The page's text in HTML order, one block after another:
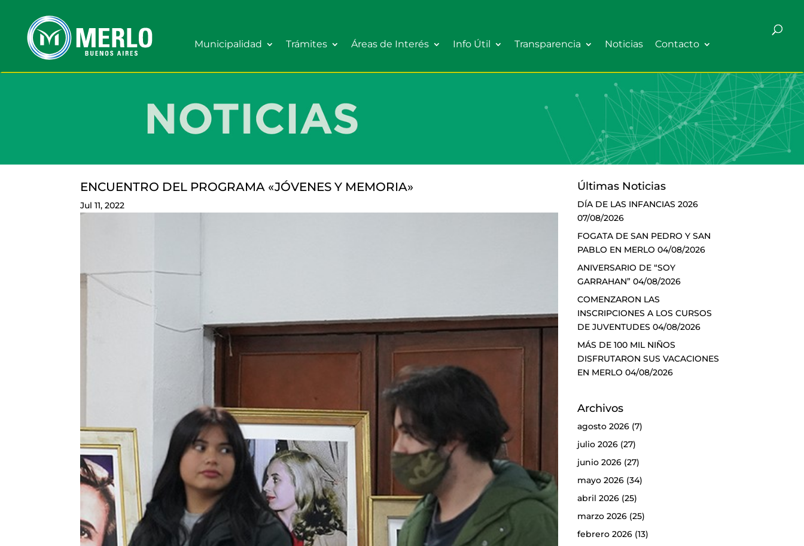
Municipalidad Trámites Áreas de Interés Info Útil Transparencia Noticias Contacto
ENCUENTRO DEL PROGRAMA «JÓVENES Y MEMORIA»
Jul 11, 2022
Últimas Noticias
DÍA DE LAS INFANCIAS 2026
07/08/2026
FOGATA DE SAN PEDRO Y SAN
PABLO EN MERLO 04/08/2026
ANIVERSARIO DE “SOY
GARRAHAN” 04/08/2026
COMENZARON LAS
INSCRIPCIONES A LOS CURSOS
DE JUVENTUDES 04/08/2026
MÁS DE 100 MIL NIÑOS
DISFRUTARON SUS VACACIONES
EN MERLO 04/08/2026
Archivos
agosto 2026(7)
julio 2026(27)
junio 2026(27)
mayo 2026(34)
abril 2026(25)
marzo 2026(25)
febrero 2026(13)